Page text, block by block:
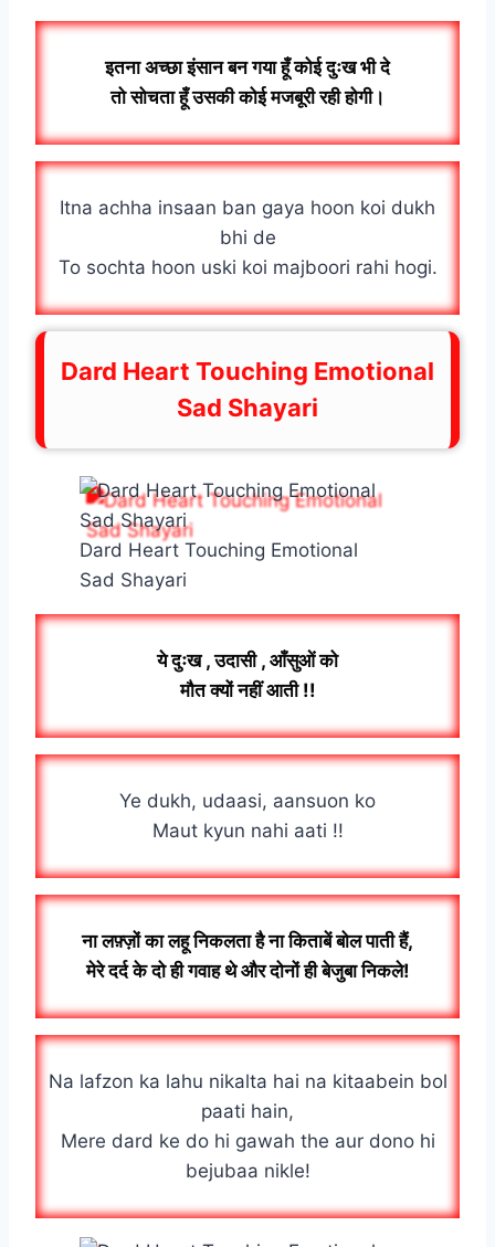
इतना अच्छा इंसान बन गया हूँ कोई दुःख भी दे
तो सोचता हूँ उसकी कोई मजबूरी रही होगी।
Itna achha insaan ban gaya hoon koi dukh
bhi de
To sochta hoon uski koi majboori rahi hogi.
Dard Heart Touching Emotional
Sad Shayari
Dard Heart Touching Emotional
Sad Shayari
ये दुःख , उदासी , आँसुओं को
मौत क्यों नहीं आती !!
Ye dukh, udaasi, aansuon ko
Maut kyun nahi aati !!
ना लफ़्ज़ों का लहू निकलता है ना किताबें बोल पाती हैं,
मेरे दर्द के दो ही गवाह थे और दोनों ही बेजुबा निकले!
Na lafzon ka lahu nikalta hai na kitaabein bol
paati hain,
Mere dard ke do hi gawah the aur dono hi
bejubaa nikle!